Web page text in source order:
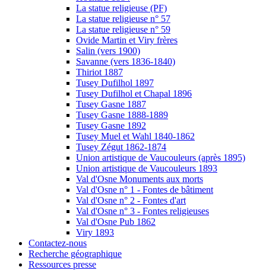
La statue religieuse (PF)
La statue religieuse n° 57
La statue religieuse n° 59
Ovide Martin et Viry frères
Salin (vers 1900)
Savanne (vers 1836-1840)
Thiriot 1887
Tusey Dufilhol 1897
Tusey Dufilhol et Chapal 1896
Tusey Gasne 1887
Tusey Gasne 1888-1889
Tusey Gasne 1892
Tusey Muel et Wahl 1840-1862
Tusey Zégut 1862-1874
Union artistique de Vaucouleurs (après 1895)
Union artistique de Vaucouleurs 1893
Val d'Osne Monuments aux morts
Val d'Osne n° 1 - Fontes de bâtiment
Val d'Osne n° 2 - Fontes d'art
Val d'Osne n° 3 - Fontes religieuses
Val d'Osne Pub 1862
Viry 1893
Contactez-nous
Recherche géographique
Ressources presse